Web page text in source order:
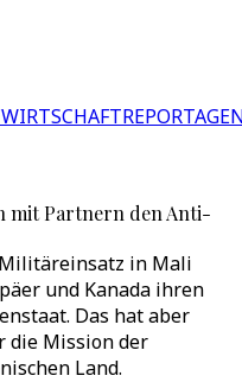
WIRTSCHAFT
mit Partnern den Anti-
in Mali
und Kanada ihren
Das hat aber
die Mission der
Land.